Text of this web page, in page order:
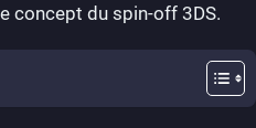
concept du spin-off 3DS.